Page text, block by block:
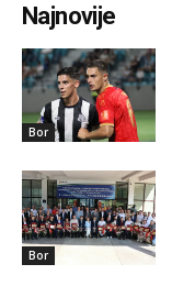
Najnovije
Bor
Bor